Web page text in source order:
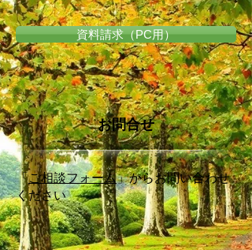
資料請求（PC用）
お問合せ
「ご相談フォーム」からお問い合わせ
ください